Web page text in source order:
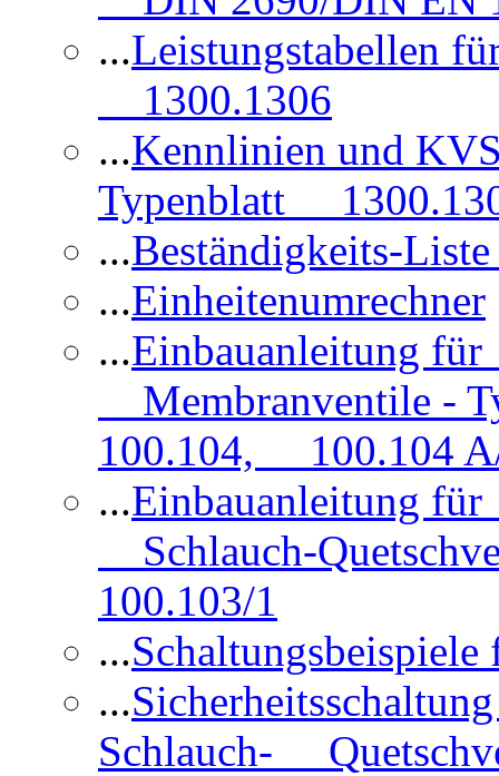
...Leistungstabellen
1300.1306
...Kennlinien und
Typenblatt
...Beständigkeits-
...Einheitenumrechner
...Einbauanleitung
Membranventile -
100.104, 100.104
...Einbauanleitung
Schlauch-
100.103/1
...
...
Schlauch-